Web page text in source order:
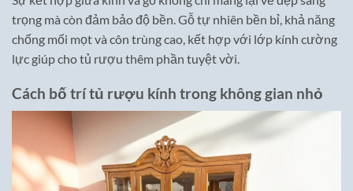
trọng mà còn đảm bảo độ bền. Gỗ tự nhiên bền bỉ, khả năng
chống mối mọt và côn trùng cao, kết hợp với lớp kính cường
lực giúp cho tủ rượu thêm phần tuyệt vời.
Cách bố trí tủ rượu kính trong không gian nhỏ